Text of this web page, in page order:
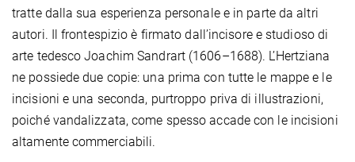
tratte dalla sua esperienza personale e in parte da altri
autori. Il frontespizio è firmato dall’incisore e studioso di
arte tedesco Joachim Sandrart (1606–1688). L’Hertziana
ne possiede due copie: una prima con tutte le mappe e le
incisioni e una seconda, purtroppo priva di illustrazioni,
poiché vandalizzata, come spesso accade con le incisioni
altamente commerciabili.